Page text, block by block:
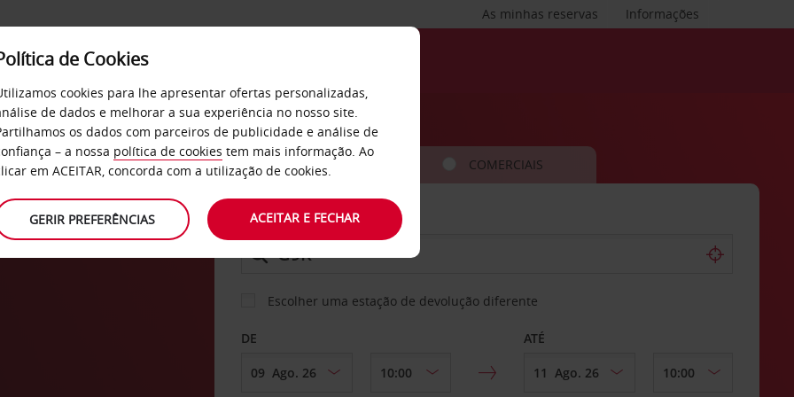
Informações
As minhas reservas
SERVIÇOS EMPRESAS
CARRO COMERCIAIS
LEVANTAR EM
Escolher uma estação de devolução diferente
DE ATÉ
de Cookies
cookies para lhe apresentar ofertas personalizadas,
de dados e melhorar a sua experiência no nosso site.
os dados com parceiros de publicidade e análise de
– a nossa política de cookies tem mais informação. Ao
em ACEITAR, concorda com a utilização de cookies.
GERIR PREFERÊNCIAS ACEITAR E FECHAR